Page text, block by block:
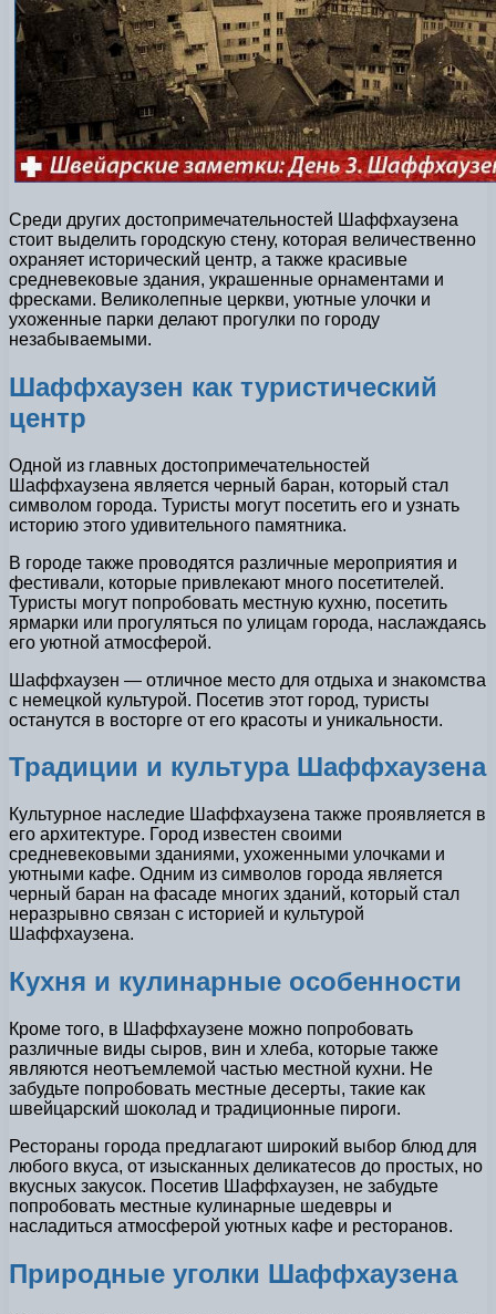
Среди других достопримечательностей Шаффхаузена
стоит выделить городскую стену, которая величественно
охраняет исторический центр, а также красивые
средневековые здания, украшенные орнаментами и
фресками. Великолепные церкви, уютные улочки и
ухоженные парки делают прогулки по городу
незабываемыми.
Шаффхаузен как туристический
центр
Одной из главных достопримечательностей
Шаффхаузена является черный баран, который стал
символом города. Туристы могут посетить его и узнать
историю этого удивительного памятника.
В городе также проводятся различные мероприятия и
фестивали, которые привлекают много посетителей.
Туристы могут попробовать местную кухню, посетить
ярмарки или прогуляться по улицам города, наслаждаясь
его уютной атмосферой.
Шаффхаузен — отличное место для отдыха и знакомства
с немецкой культурой. Посетив этот город, туристы
останутся в восторге от его красоты и уникальности.
Традиции и культура Шаффхаузена
Культурное наследие Шаффхаузена также проявляется в
его архитектуре. Город известен своими
средневековыми зданиями, ухоженными улочками и
уютными кафе. Одним из символов города является
черный баран на фасаде многих зданий, который стал
неразрывно связан с историей и культурой
Шаффхаузена.
Кухня и кулинарные особенности
Кроме того, в Шаффхаузене можно попробовать
различные виды сыров, вин и хлеба, которые также
являются неотъемлемой частью местной кухни. Не
забудьте попробовать местные десерты, такие как
швейцарский шоколад и традиционные пироги.
Рестораны города предлагают широкий выбор блюд для
любого вкуса, от изысканных деликатесов до простых, но
вкусных закусок. Посетив Шаффхаузен, не забудьте
попробовать местные кулинарные шедевры и
насладиться атмосферой уютных кафе и ресторанов.
Природные уголки Шаффхаузена